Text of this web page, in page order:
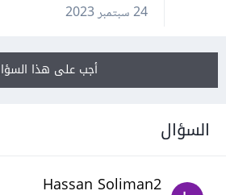
24 سبتمبر 2023
أجب على هذا
السؤال
Hassan Soliman2